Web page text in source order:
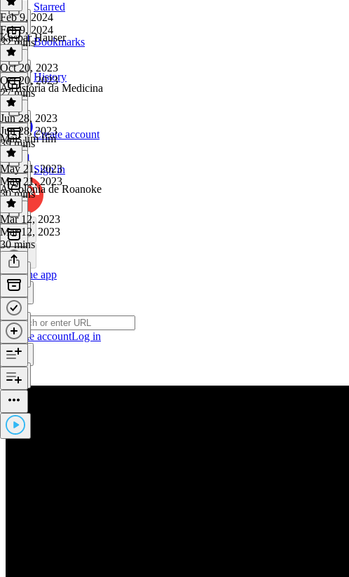
Starred
Bookmarks
History
Create account
Sign in
Get the app
Create accountLog in
Feb 9, 2024
Feb 9, 2024
32 mins
Kaspar Hauser
Oct 20, 2023
Oct 20, 2023
27 mins
A História da Medicina
Jun 28, 2023
Jun 28, 2023
39 mins
Mais um fim
May 21, 2023
May 21, 2023
30 mins
A Colônia de Roanoke
Mar 12, 2023
Mar 12, 2023
30 mins